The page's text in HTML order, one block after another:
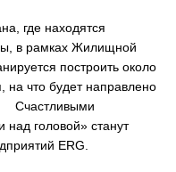
где находятся
в рамках Жилищной
построить около
на что будет направлено
головой» станут
ERG.